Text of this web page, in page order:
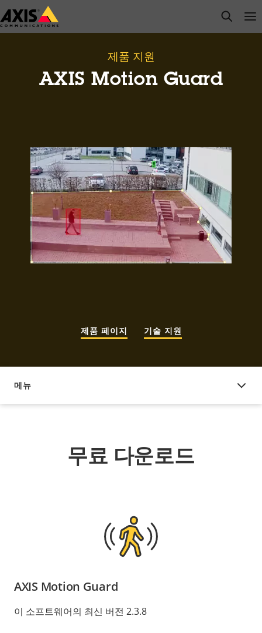
주
요
open
제품 지원
AXIS Motion Guard
제품 페이지 기술 지원
메뉴
무료 다운로드
무료 다운로드
AXIS Motion Guard
이 소프트웨어의 최신 버전 2.3.8